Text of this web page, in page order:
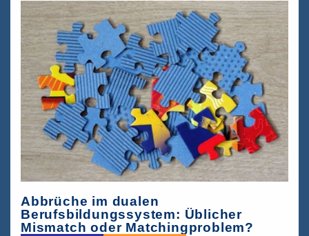
und
was
ist
Verständnis?
Abbrüche im dualen
Berufsbildungssystem: Üblicher
Mismatch oder Matchingproblem?